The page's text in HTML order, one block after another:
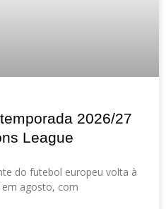
2026/27
League
do futebol europeu volta à
agosto, com